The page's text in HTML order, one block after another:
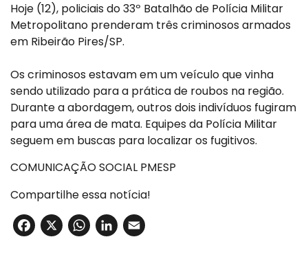
Hoje (12), policiais do 33º Batalhão de Polícia Militar
Metropolitano prenderam três criminosos armados
em Ribeirão Pires/SP.
Os criminosos estavam em um veículo que vinha
sendo utilizado para a prática de roubos na região.
Durante a abordagem, outros dois indivíduos fugiram
para uma área de mata. Equipes da Polícia Militar
seguem em buscas para localizar os fugitivos.
COMUNICAÇÃO SOCIAL PMESP
Compartilhe essa notícia!
Facebook
X WhatsApp
LinkedIn